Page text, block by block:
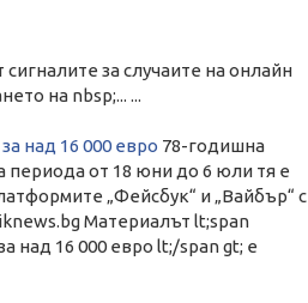
сигналите за случаите на онлайн
на nbsp;... ...
над 16 000 евро 78-годишна
периода от 18 юни до 6 юли тя е
„Фейсбук“ и „Вайбър“ с
Материалът lt;span
над 16 000 евро lt;/span gt; е